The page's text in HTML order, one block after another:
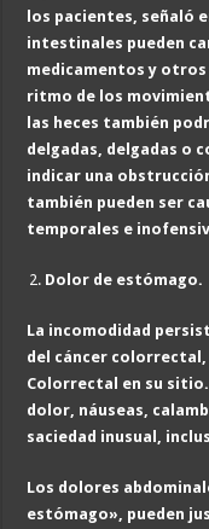
los pacientes, señaló
intestinales pueden
medicamentos y otros
ritmo de los
las heces también
delgadas, delgadas o
indicar una
también pueden ser
temporales e
Dolor de estómago.
La incomodidad
del cáncer colorrectal,
Colorrectal en su
dolor, náuseas,
saciedad inusual,
Los dolores
estómago», pueden